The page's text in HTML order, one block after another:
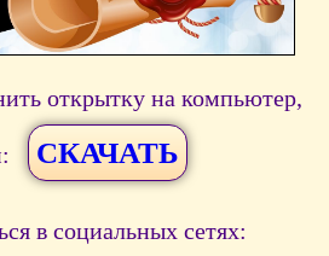
открытку на компьютер,
СКАЧАТЬ
в социальных сетях: